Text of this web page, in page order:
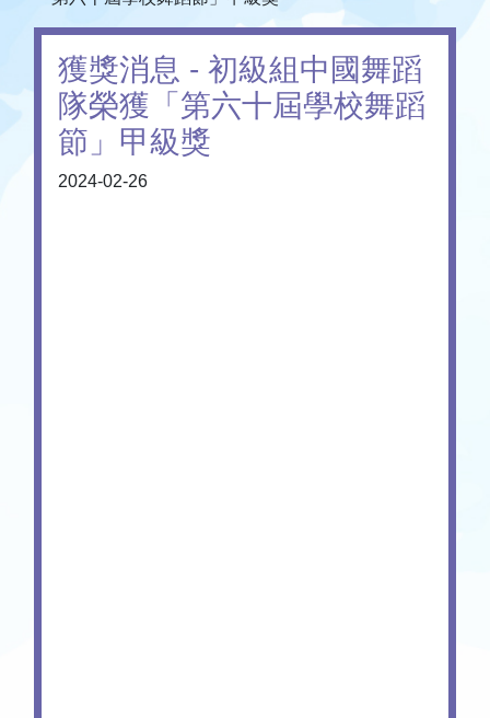
獲獎消息 - 初級組中國舞蹈
隊榮獲「第六十屆學校舞蹈
節」甲級獎
2024-02-26